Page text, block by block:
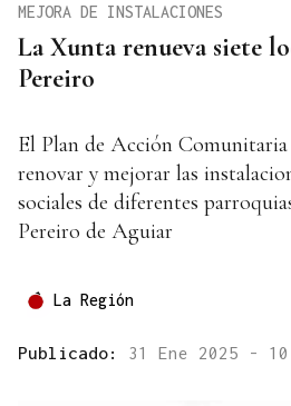
La Xunta renueva siete
Pereiro
MEJORA DE INSTALACIONES
El Plan de Acción
renovar y mejorar las
sociales de diferentes
Pereiro de Aguiar
La Región
Publicado: 31 Ene 2025 -